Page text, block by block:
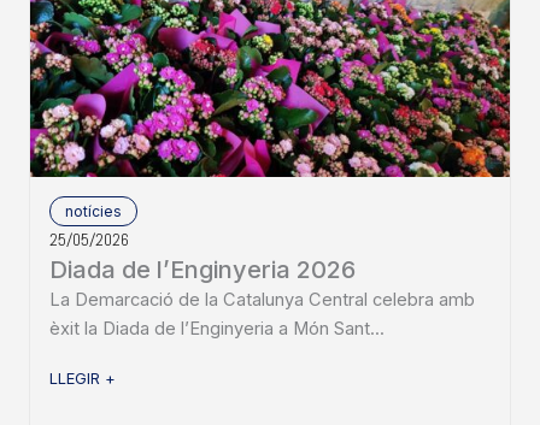
notícies
25/05/2026
Diada de l’Enginyeria 2026
La Demarcació de la Catalunya Central celebra amb
èxit la Diada de l’Enginyeria a Món Sant...
LLEGIR +